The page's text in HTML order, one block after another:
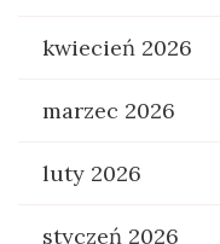
kwiecień 2026
marzec 2026
luty 2026
styczeń 2026